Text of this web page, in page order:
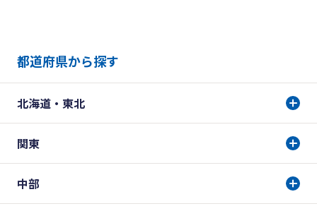
都道府県から探す
北海道・東北
関東
中部